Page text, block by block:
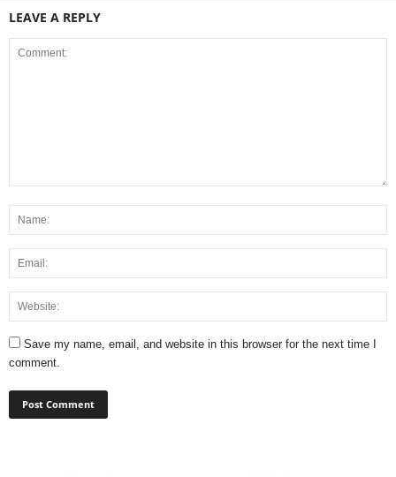
LEAVE A REPLY
Save my name, email, and website in this browser for the next time I
comment.